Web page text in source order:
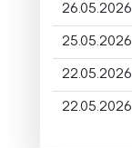
26.05.2026
25.05.2026
22.05.2026
22.05.2026